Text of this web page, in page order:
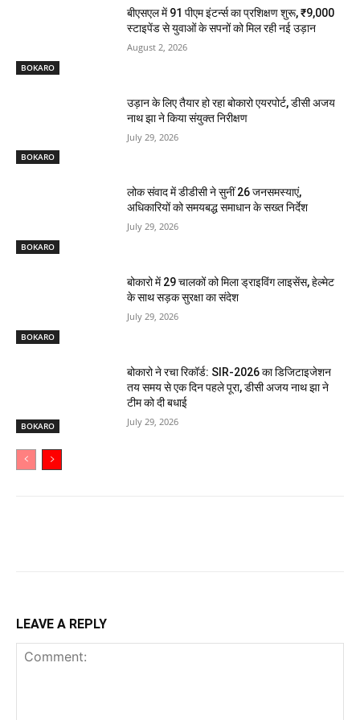
BOKARO
बीएसएल में 91 पीएम इंटर्न्स का प्रशिक्षण शुरू, ₹9,000
स्टाइपेंड से युवाओं के सपनों को मिल रही नई उड़ान
August 2, 2026
BOKARO
उड़ान के लिए तैयार हो रहा बोकारो एयरपोर्ट, डीसी अजय
नाथ झा ने किया संयुक्त निरीक्षण
July 29, 2026
BOKARO
लोक संवाद में डीडीसी ने सुनीं 26 जनसमस्याएं,
अधिकारियों को समयबद्ध समाधान के सख्त निर्देश
July 29, 2026
BOKARO
बोकारो में 29 चालकों को मिला ड्राइविंग लाइसेंस, हेल्मेट
के साथ सड़क सुरक्षा का संदेश
July 29, 2026
BOKARO
बोकारो ने रचा रिकॉर्ड: SIR-2026 का डिजिटाइजेशन
तय समय से एक दिन पहले पूरा, डीसी अजय नाथ झा ने
टीम को दी बधाई
July 29, 2026
LEAVE A REPLY